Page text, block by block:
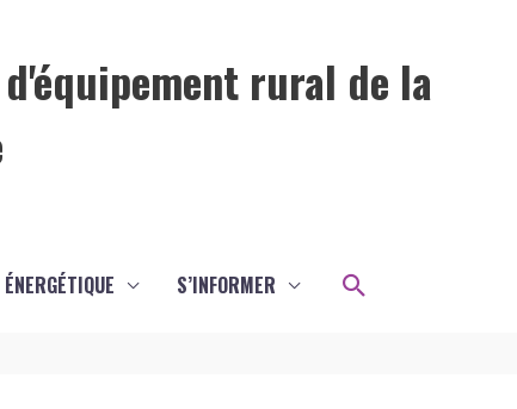
rural de la
S’INFORMER Rechercher